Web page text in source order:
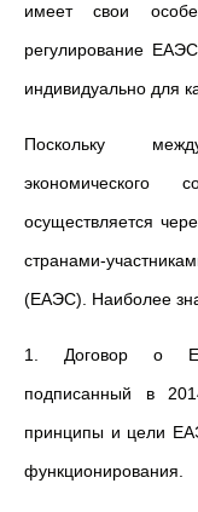
имеет свои
регулирование
индивидуально для
Поскольку
осуществляется
странами-
(ЕАЭС). Наиболее
1. Договор о
подписанный в
принципы и цели
функционирования.